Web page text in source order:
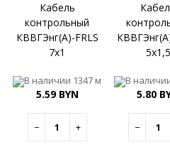
Кабель
контрольный
КВВГЭнг(A)-FRLS
7x1
В наличии 1347 м
5.59 BYN
− +
5x1,5
В
5.80
−